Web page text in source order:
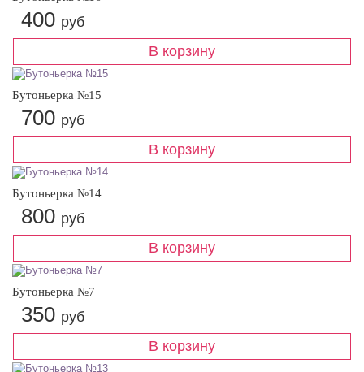
400 руб
Бутоньерка №15
700 руб
Бутоньерка №14
800 руб
Бутоньерка №7
350 руб